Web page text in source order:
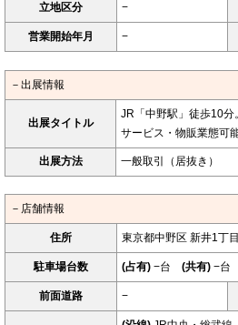
立地区分 −
営業開始年月 −
－出展情報
出展タイトル
JR「中野駅」徒歩10
サービス・物販業態可
出展方法 一般取引（居抜き）
－店舗情報
住所 東京都中野区 新井1丁目
駐車場台数 (占有) −台 (共有) −台
前面道路 −